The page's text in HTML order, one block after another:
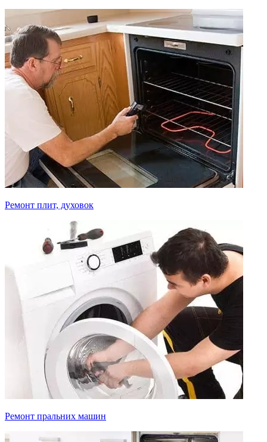
Ремонт плит, духовок
Ремонт пральних машин